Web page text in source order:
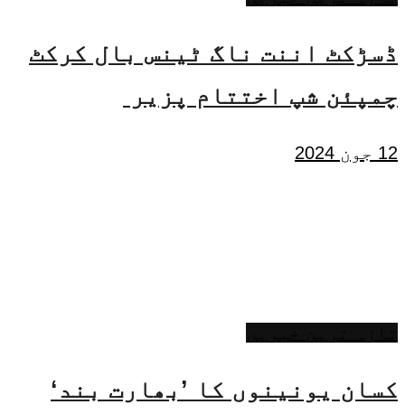
ڈسڑکٹ اننت ناگ ٹینس بال کرکٹ
چمپئن شپ اختتام پزیر
12 جون 2024
کسان یونینوں کا ’بھارت بند‘